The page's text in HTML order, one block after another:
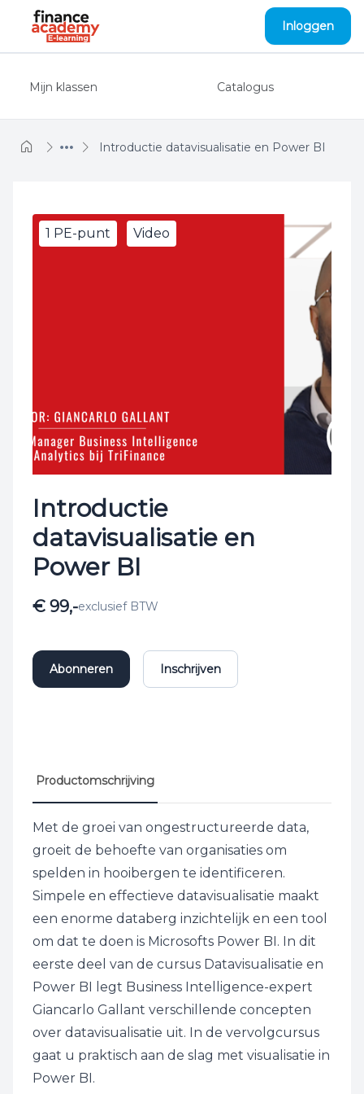
Naar hoofdinhoud
Inloggen
Mijn klassen Catalogus
Introductie datavisualisatie en Power BI
1 PE-punt Video
Introductie
datavisualisatie en
Power BI
€ 99,-exclusief BTW
Abonneren Inschrijven
Productomschrijving
Met de groei van ongestructureerde data,
groeit de behoefte van organisaties om
spelden in hooibergen te identificeren.
Simpele en effectieve datavisualisatie maakt
een enorme databerg inzichtelijk en een tool
om dat te doen is Microsofts Power BI. In dit
eerste deel van de cursus Datavisualisatie en
Power BI legt Business Intelligence-expert
Giancarlo Gallant verschillende concepten
over datavisualisatie uit. In de vervolgcursus
gaat u praktisch aan de slag met visualisatie in
Power BI.